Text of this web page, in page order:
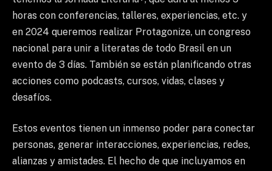
horas con conferencias, talleres, experiencias, etc. y
en 2024 queremos realizar Protagonize, un congreso
nacional para unir a literatas de todo Brasil en un
evento de 3 días. También se están planificando otras
acciones como podcasts, cursos, vidas, clases y
desafíos.
Estos eventos tienen un inmenso poder para conectar
personas, generar interacciones, experiencias, redes,
alianzas y amistades. El hecho de que incluyamos en